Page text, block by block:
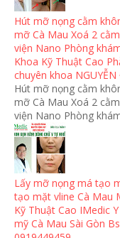
Hút mỡ nọng cằm
mỡ Cà Mau Xoá 2
viện Nano Phòng
Khoa Kỹ Thuật Cao
chuyên khoa
Hút mỡ nọng cằm
mỡ Cà Mau Xoá 2
viện Nano Phòng
Lấy mỡ nọng má tạo
tạo mặt vline Cà Mau
Kỹ Thuật Cao IMedic
mỹ Cà Mau Sài Gòn